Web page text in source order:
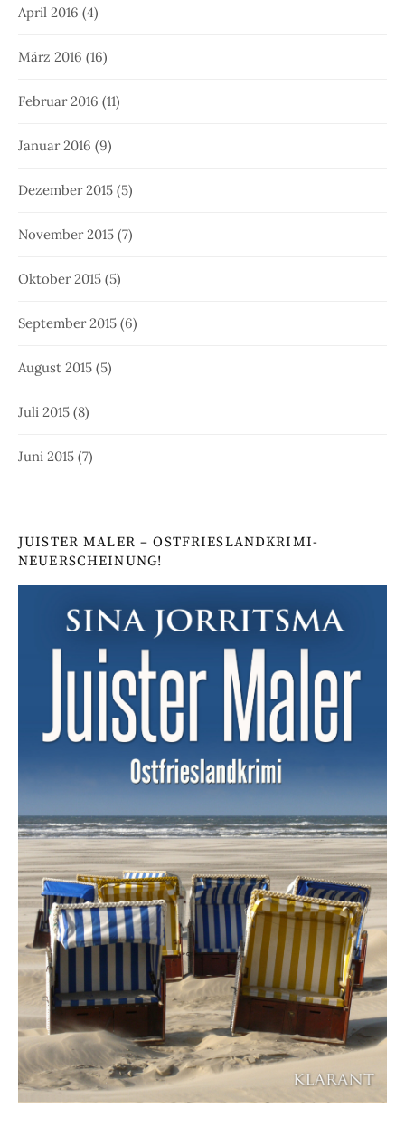
April 2016 (4)
März 2016 (16)
Februar 2016 (11)
Januar 2016 (9)
Dezember 2015 (5)
November 2015 (7)
Oktober 2015 (5)
September 2015 (6)
August 2015 (5)
Juli 2015 (8)
Juni 2015 (7)
JUISTER MALER – OSTFRIESLANDKRIMI-
NEUERSCHEINUNG!